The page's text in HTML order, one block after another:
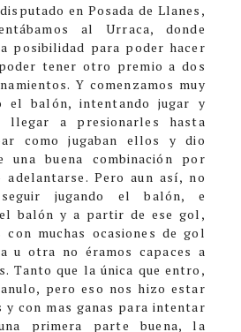
en Posada de Llanes,
al Urraca, donde
posibilidad para poder hacer
tener otro premio a dos
Y comenzamos muy
el balón, intentando jugar y
llegar a presionarles hasta
como jugaban ellos y dio
una buena combinación por
Pero aun así, no
jugando el balón, e
balón y a partir de ese gol,
con muchas ocasiones de gol
u otra no éramos capaces a
Tanto que la única que entro,
pero eso nos hizo estar
y con mas ganas para intentar
primera parte buena, la